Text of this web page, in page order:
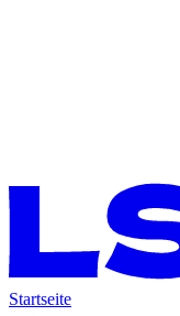
Startseite